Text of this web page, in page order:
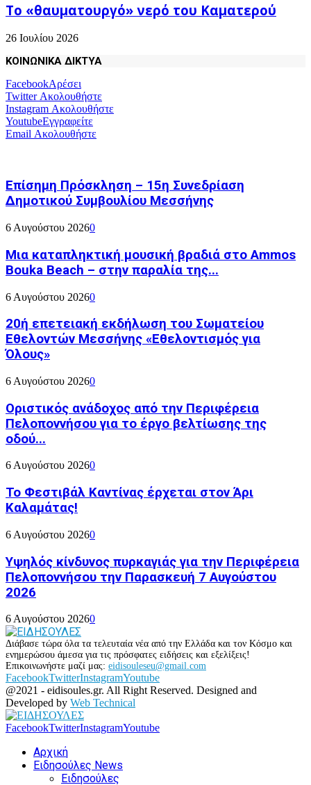
Το «θαυματουργό» νερό του Καματερού
26 Ιουλίου 2026
ΚΟΙΝΩΝΙΚΑ ΔΙΚΤΥΑ
FacebookΑρέσει
TwitterΑκολουθήστε
Instagram Ακολουθήστε
YoutubeΕγγραφείτε
Email Ακολουθήστε
Επίσημη Πρόσκληση – 15η Συνεδρίαση
Δημοτικού Συμβουλίου Μεσσήνης
6 Αυγούστου 20260
Μια καταπληκτική μουσική βραδιά στο Ammos
Bouka Beach – στην παραλία της...
6 Αυγούστου 20260
20ή επετειακή εκδήλωση του Σωματείου
Εθελοντών Μεσσήνης «Εθελοντισμός για
Όλους»
6 Αυγούστου 20260
Οριστικός ανάδοχος από την Περιφέρεια
Πελοποννήσου για το έργο βελτίωσης της
οδού...
6 Αυγούστου 20260
Το Φεστιβάλ Καντίνας έρχεται στον Άρι
Καλαμάτας!
6 Αυγούστου 20260
Υψηλός κίνδυνος πυρκαγιάς για την Περιφέρεια
Πελοποννήσου την Παρασκευή 7 Αυγούστου
2026
6 Αυγούστου 20260
Διάβασε τώρα όλα τα τελευταία νέα από την Ελλάδα και τον Κόσμο και
ενημερώσου άμεσα για τις πρόσφατες ειδήσεις και εξελίξεις!
Επικοινωνήστε μαζί μας: eidisouleseu@gmail.com
FacebookTwitterInstagramYoutube
@2021 - eidisoules.gr. All Right Reserved. Designed and
Developed by Web Technical
FacebookTwitterInstagramYoutube
Αρχική
Ειδησούλες News
Ειδησούλες